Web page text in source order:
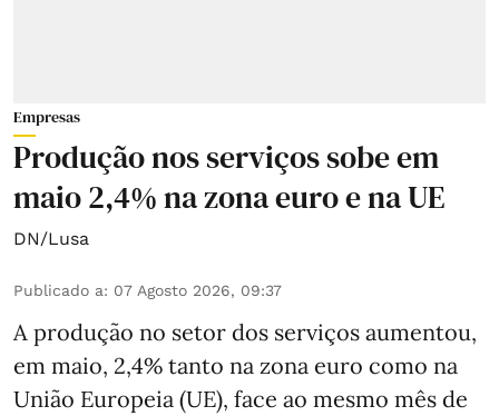
Empresas
Produção nos serviços sobe em
maio 2,4% na zona euro e na UE
DN/Lusa
Publicado a: 07 Agosto 2026, 09:37
A produção no setor dos serviços aumentou,
em maio, 2,4% tanto na zona euro como na
União Europeia (UE), face ao mesmo mês de